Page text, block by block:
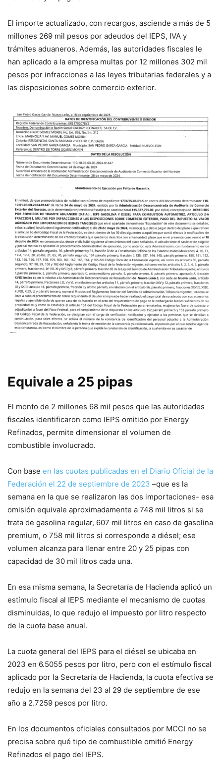
El importe actualizado, con recargos, asciende a más de 5
millones 269 mil pesos por adeudos del IEPS, IVA y
trámites aduaneros. Además, las autoridades fiscales le
han aplicado a la empresa multas por 12 millones 302 mil
pesos por infracciones a las leyes tributarias federales y a
las disposiciones sobre comercio exterior.
Equivale a 25 pipas
El monto de 2 millones 68 mil pesos que las autoridades
fiscales identificaron como IEPS omitido por Energy
Refinados, permite dimensionar el volumen de
combustible involucrado.
Con base en las cuotas publicadas en el Diario Oficial de la
Federación el 22 de septiembre de 2023 –que es la
semana en la que se realizaron las dos importaciones- esa
omisión equivale aproximadamente a 748 mil litros si se
trata de gasolina regular, 607 mil litros en caso de gasolina
premium, o 758 mil litros si corresponde a diésel; ese
volumen alcanza para llenar entre 20 y 25 pipas con
capacidad de 30 mil litros cada una.
En esa misma semana, la Secretaría de Hacienda aplicó un
estímulo fiscal al IEPS mediante el mecanismo de cuotas
disminuidas, lo que redujo el impuesto por litro respecto
de la cuota base anual.
La cuota general del IEPS para el diésel se ubicaba en
2023 en 6.5055 pesos por litro, pero con el estímulo fiscal
aplicado por la Secretaría de Hacienda, la cuota efectiva se
redujo en la semana del 23 al 29 de septiembre de ese
año a 2.7259 pesos por litro.
En los documentos oficiales consultados por MCCI no se
precisa sobre qué tipo de combustible omitió Energy
Refinados el pago del IEPS.